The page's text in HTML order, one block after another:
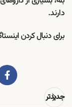
دارند.
برای دنبال کردن
جدیدتر